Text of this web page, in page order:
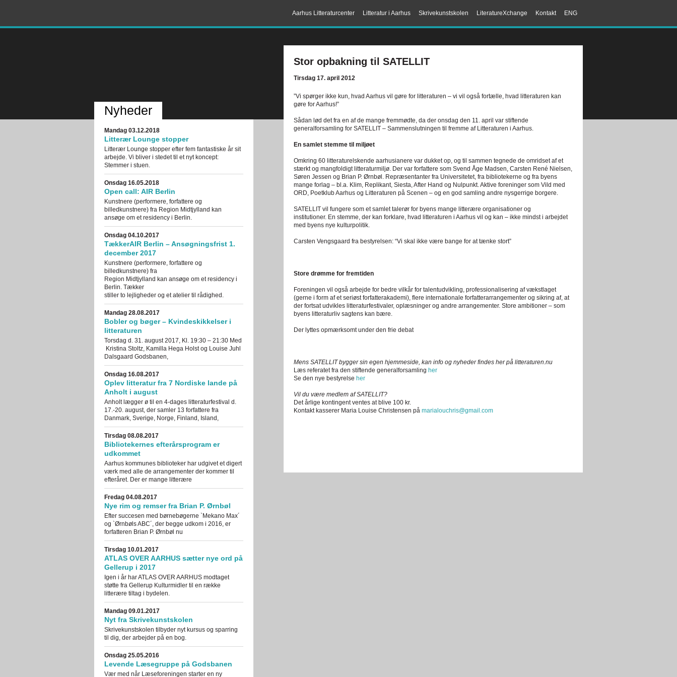
ENG
Kontakt
LiteratureXchange
Skrivekunstskolen
Litteratur i Aarhus
Aarhus Litteraturcenter
Stor opbakning til SATELLIT
Tirsdag 17. april 2012
”Vi spørger ikke kun, hvad Aarhus vil gøre for litteraturen – vi vil også fortælle, hvad litteraturen kan
gøre for Aarhus!”
Sådan lød det fra en af de mange fremmødte, da der onsdag den 11. april var stiftende
generalforsamling for SATELLIT – Sammenslutningen til fremme af Litteraturen i Aarhus.
En samlet stemme til miljøet
Omkring 60 litteraturelskende aarhusianere var dukket op, og til sammen tegnede de omridset af et
stærkt og mangfoldigt litteraturmiljø. Der var forfattere som Svend Åge Madsen, Carsten René Nielsen,
Søren Jessen og Brian P. Ørnbøl. Repræsentanter fra Universitetet, fra bibliotekerne og fra byens
mange forlag – bl.a. Klim, Replikant, Siesta, After Hand og Nulpunkt. Aktive foreninger som Vild med
ORD, Poetklub Aarhus og Litteraturen på Scenen – og en god samling andre nysgerrige borgere.
SATELLIT vil fungere som et samlet talerør for byens mange litterære organisationer og
institutioner. En stemme, der kan forklare, hvad litteraturen i Aarhus vil og kan – ikke mindst i arbejdet
med byens nye kulturpolitik.
Carsten Vengsgaard fra bestyrelsen: “Vi skal ikke være bange for at tænke stort”
Store drømme for fremtiden
Foreningen vil også arbejde for bedre vilkår for talentudvikling, professionalisering af vækstlaget
(gerne i form af et seriøst forfatterakademi), flere internationale forfatterarrangementer og sikring af, at
der fortsat udvikles litteraturfestivaler, oplæsninger og andre arrangementer. Store ambitioner – som
byens litteraturliv sagtens kan bære.
Der lyttes opmærksomt under den frie debat
Mens SATELLIT bygger sin egen hjemmeside, kan info og nyheder findes her på litteraturen.nu
Læs referatet fra den stiftende generalforsamling her
Se den nye bestyrelse her
Vil du være medlem af SATELLIT?
Det årlige kontingent ventes at blive 100 kr.
Kontakt kasserer Maria Louise Christensen på marialouchris@gmail.com
Nyheder
Mandag 03.12.2018
Litterær Lounge stopper
Litterær Lounge stopper efter fem fantastiske år sit
arbejde. Vi bliver i stedet til et nyt koncept:
Stemmer i stuen.
Onsdag 16.05.2018
Open call: AIR Berlin
Kunstnere (performere, forfattere og
billedkunstnere) fra Region Midtjylland kan
ansøge om et residency i Berlin.
Onsdag 04.10.2017
TækkerAIR Berlin – Ansøgningsfrist 1.
december 2017
Kunstnere (performere, forfattere og
billedkunstnere) fra
Region Midtjylland kan ansøge om et residency i
Berlin. Tækker
stiller to lejligheder og et atelier til rådighed.
Mandag 28.08.2017
Bobler og bøger – Kvindeskikkelser i
litteraturen
Torsdag d. 31. august 2017, Kl. 19:30 – 21:30 Med
Kristina Stoltz, Kamilla Hega Holst og Louise Juhl
Dalsgaard Godsbanen,
Onsdag 16.08.2017
Oplev litteratur fra 7 Nordiske lande på
Anholt i august
Anholt lægger ø til en 4-dages litteraturfestival d.
17.-20. august, der samler 13 forfattere fra
Danmark, Sverige, Norge, Finland, Island,
Tirsdag 08.08.2017
Bibliotekernes efterårsprogram er
udkommet
Aarhus kommunes biblioteker har udgivet et digert
værk med alle de arrangementer der kommer til
efteråret. Der er mange litterære
Fredag 04.08.2017
Nye rim og remser fra Brian P. Ørnbøl
Efter succesen med børnebøgerne `Mekano Max´
og `Ørnbøls ABC´, der begge udkom i 2016, er
forfatteren Brian P. Ørnbøl nu
Tirsdag 10.01.2017
ATLAS OVER AARHUS sætter nye ord på
Gellerup i 2017
Igen i år har ATLAS OVER AARHUS modtaget
støtte fra Gellerup Kulturmidler til en række
litterære tiltag i bydelen.
Mandag 09.01.2017
Nyt fra Skrivekunstskolen
Skrivekunstskolen tilbyder nyt kursus og sparring
til dig, der arbejder på en bog.
Onsdag 25.05.2016
Levende Læsegruppe på Godsbanen
Vær med når Læseforeningen starter en ny